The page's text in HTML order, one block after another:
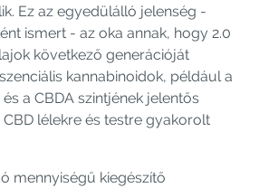
Ez az egyedülálló jelenség -
ismert - az oka annak, hogy 2.0
következő generációját
kannabinoidok, például a
és a CBDA szintjének jelentős
lélekre és testre gyakorolt
mennyiségű kiegészítő